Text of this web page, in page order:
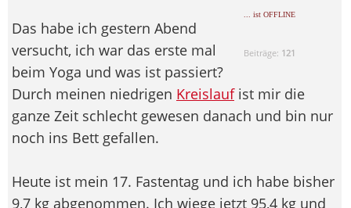
... ist OFFLINE
Beiträge: 121
Das habe ich gestern Abend
versucht, ich war das erste mal
beim Yoga und was ist passiert?
Durch meinen niedrigen Kreislaufist mir die
ganze Zeit schlecht gewesen danach und bin nur
noch ins Bett gefallen.
Heute ist mein 17. Fastentag und ich habe bisher
9,7 kg abgenommen. Ich wiege jetzt 95,4 kg und